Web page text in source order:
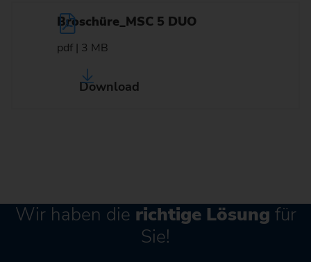
Broschüre_MSC 5 DUO
pdf | 3 MB
Download
Wir haben die richtige Lösung für
Sie!